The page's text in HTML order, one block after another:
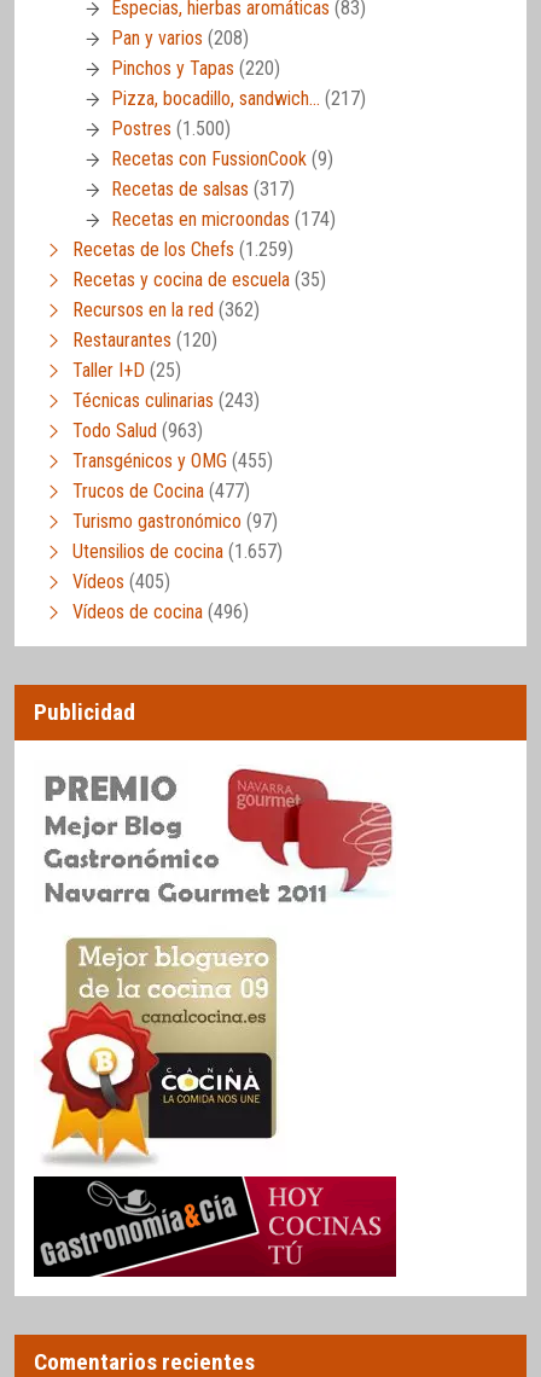
Especias, hierbas aromáticas (83)
Pan y varios (208)
Pinchos y Tapas (220)
Pizza, bocadillo, sandwich… (217)
Postres (1.500)
Recetas con FussionCook (9)
Recetas de salsas (317)
Recetas en microondas (174)
Recetas de los Chefs (1.259)
Recetas y cocina de escuela (35)
Recursos en la red (362)
Restaurantes (120)
Taller I+D (25)
Técnicas culinarias (243)
Todo Salud (963)
Transgénicos y OMG (455)
Trucos de Cocina (477)
Turismo gastronómico (97)
Utensilios de cocina (1.657)
Vídeos (405)
Vídeos de cocina (496)
Publicidad
Comentarios recientes